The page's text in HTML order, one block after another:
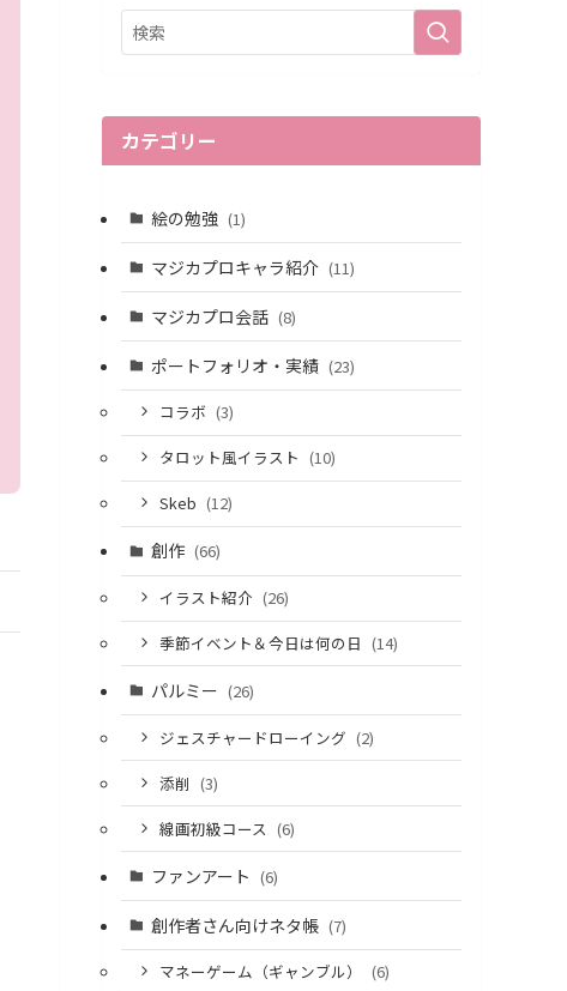
カテゴリー
絵の勉強 (1)
マジカプロキャラ紹介 (11)
マジカプロ会話 (8)
ポートフォリオ・実績 (23)
コラボ (3)
タロット風イラスト (10)
Skeb (12)
創作 (66)
イラスト紹介 (26)
季節イベント＆今日は何の日 (14)
パルミー (26)
ジェスチャードローイング (2)
添削 (3)
線画初級コース (6)
ファンアート (6)
創作者さん向けネタ帳 (7)
マネーゲーム（ギャンブル）
(6)